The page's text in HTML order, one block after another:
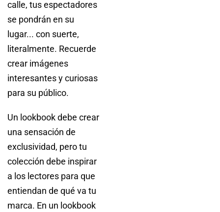
calle, tus espectadores
se pondrán en su
lugar... con suerte,
literalmente. Recuerde
crear imágenes
interesantes y curiosas
para su público.
Un lookbook debe crear
una sensación de
exclusividad, pero tu
colección debe inspirar
a los lectores para que
entiendan de qué va tu
marca. En un lookbook